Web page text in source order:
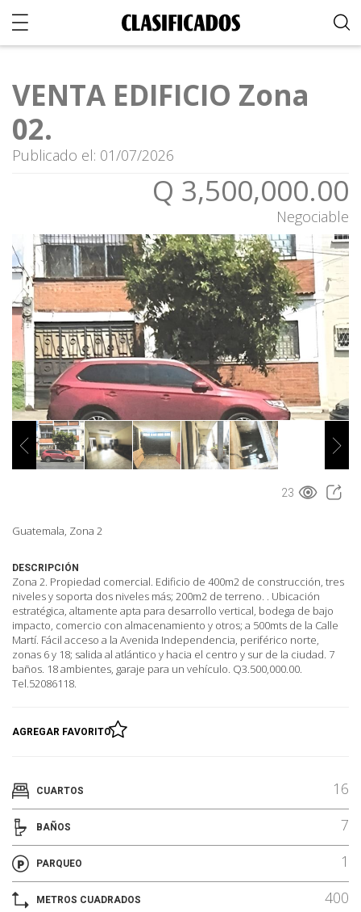
VENTA EDIFICIO Zona
02.
Publicado el: 01/07/2026
Q 3,500,000.00
Negociable
23
Guatemala, Zona 2
DESCRIPCIÓN
Zona 2. Propiedad comercial. Edificio de 400m2 de construcción, tres
niveles y soporta dos niveles más; 200m2 de terreno. . Ubicación
estratégica, altamente apta para desarrollo vertical, bodega de bajo
impacto, comercio con almacenamiento y otros; a 500mts de la Calle
Martí. Fácil acceso a la Avenida Independencia, periférico norte,
zonas 6 y 18; salida al atlántico y hacia el centro y sur de la ciudad. 7
baños. 18 ambientes, garaje para un vehículo. Q3.500,000.00.
Tel.52086118.
AGREGAR FAVORITO
CUARTOS 16
BAÑOS 7
PARQUEO 1
METROS CUADRADOS 400